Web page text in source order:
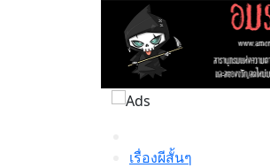
เรื่องผีสั้นๆ